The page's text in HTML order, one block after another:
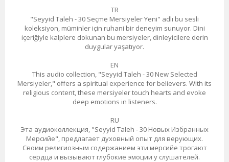
TR
"Seyyid Taleh - 30 Seçme Mersiyeler Yeni" adlı bu sesli
koleksiyon, müminler için ruhani bir deneyim sunuyor. Dini
içeriğiyle kalplere dokunan bu mersiyeler, dinleyicilere derin
duygular yaşatıyor.
EN
This audio collection, "Seyyid Taleh - 30 New Selected
Mersiyeler," offers a spiritual experience for believers. With its
religious content, these mersiyeler touch hearts and evoke
deep emotions in listeners.
RU
Эта аудиоколлекция, "Seyyid Taleh - 30 Новых Избранных
Мерсийе", предлагает духовный опыт для верующих.
Своим религиозным содержанием эти мерсийе трогают
сердца и вызывают глубокие эмоции у слушателей.